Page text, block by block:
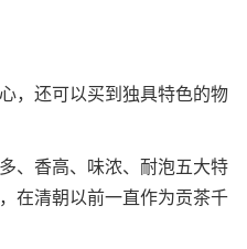
还可以买到独具特色的物
香高、味浓、耐泡五大特
在清朝以前一直作为贡茶千